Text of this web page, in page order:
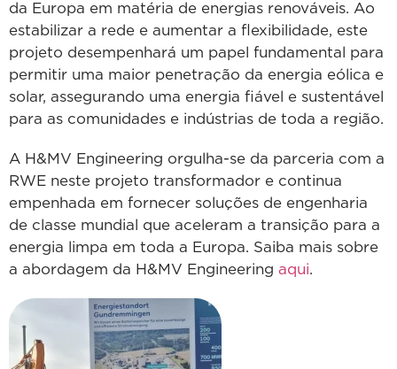
da Europa em matéria de energias renováveis. Ao
estabilizar a rede e aumentar a flexibilidade, este
projeto desempenhará um papel fundamental para
permitir uma maior penetração da energia eólica e
solar, assegurando uma energia fiável e sustentável
para as comunidades e indústrias de toda a região.
A H&MV Engineering orgulha-se da parceria com a
RWE neste projeto transformador e continua
empenhada em fornecer soluções de engenharia
de classe mundial que aceleram a transição para a
energia limpa em toda a Europa. Saiba mais sobre
a abordagem da H&MV Engineering aqui.